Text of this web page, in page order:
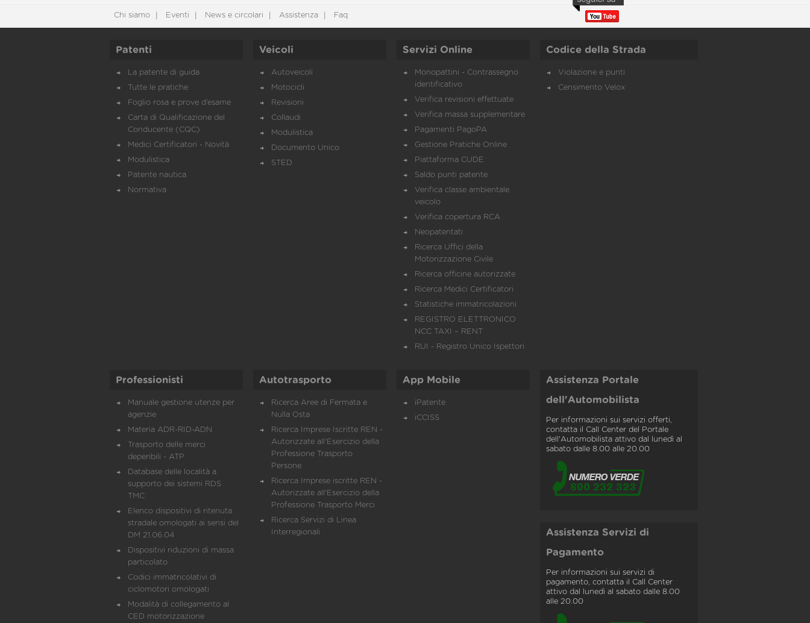
Chi siamo Eventi News e circolari Assistenza Faq
Patenti
La patente di guida
Tutte le pratiche
Foglio rosa e prove d’esame
Carta di Qualificazione del
Conducente (CQC)
Medici Certificatori - Novità
Modulistica
Patente nautica
Normativa
Veicoli
Autoveicoli
Motocicli
Revisioni
Collaudi
Modulistica
Documento Unico
STED
Servizi Online
Monopattini - Contrassegno
identificativo
Verifica revisioni effettuate
Verifica massa supplementare
Pagamenti PagoPA
Gestione Pratiche Online
Piattaforma CUDE
Saldo punti patente
Verifica classe ambientale
veicolo
Verifica copertura RCA
Neopatentati
Ricerca Uffici della
Motorizzazione Civile
Ricerca officine autorizzate
Ricerca Medici Certificatori
Statistiche immatricolazioni
REGISTRO ELETTRONICO
NCC TAXI – RENT
RUI - Registro Unico Ispettori
Codice della Strada
Violazione e punti
Censimento Velox
Professionisti
Manuale gestione utenze per
agenzie
Materia ADR-RID-ADN
Trasporto delle merci
deperibili - ATP
Database delle località a
supporto dei sistemi RDS
TMC
Elenco dispositivi di ritenuta
stradale omologati ai sensi del
DM 21.06.04
Dispositivi riduzioni di massa
particolato
Codici immatricolativi di
ciclomotori omologati
Modalità di collegamento al
CED motorizzazione
Autotrasporto
Ricerca Aree di Fermata e
Nulla Osta
Ricerca Imprese Iscritte REN -
Autorizzate all'Esercizio della
Professione Trasporto
Persone
Ricerca Imprese iscritte REN -
Autorizzate all'Esercizio della
Professione Trasporto Merci
Ricerca Servizi di Linea
Interregionali
App Mobile
iPatente
iCCISS
Assistenza Portale
dell'Automobilista
Per informazioni sui servizi offerti,
contatta il Call Center del Portale
dell'Automobilista attivo dal lunedì al
sabato dalle 8.00 alle 20.00
Assistenza Servizi di
Pagamento
Per informazioni sui servizi di
pagamento, contatta il Call Center
attivo dal lunedì al sabato dalle 8.00
alle 20.00